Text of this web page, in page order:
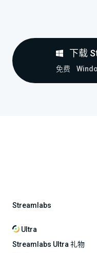
下载
免费
Streamlabs
Ultra
Streamlabs Ultra 礼物